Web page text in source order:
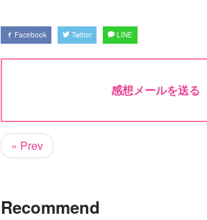
Facebook Twitter LINE
感想メールを送る
« Prev
Recommend